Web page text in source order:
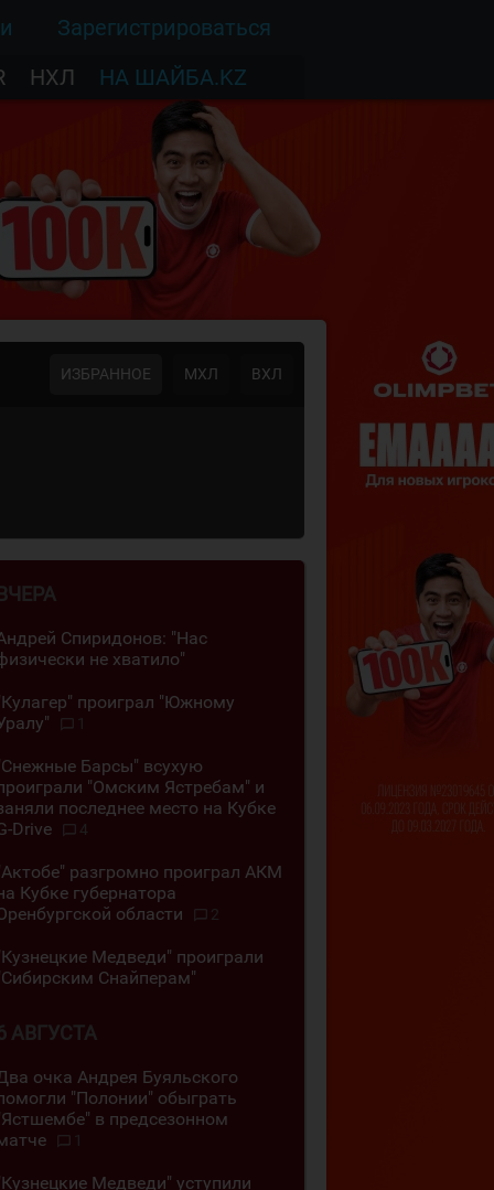
Зарегистрироваться
НХЛ НА ШАЙБА.KZ
ИЗБРАННОЕ МХЛ ВХЛ
ВЧЕРА
Спиридонов: "Нас
не хватило"
проиграл "Южному
1
Барсы" всухую
"Омским Ястребам" и
последнее место на Кубке
Drive
4
разгромно проиграл АКМ
Кубке губернатора
области
2
Медведи" проиграли
Снайперам"
АВГУСТА
очка Андрея Буяльского
"Полонии" обыграть
в предсезонном
1
Медведи" уступили